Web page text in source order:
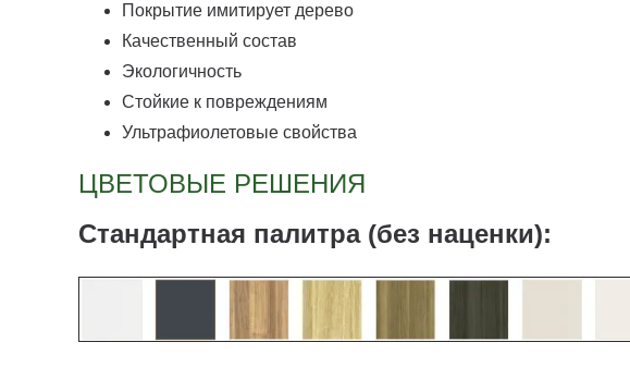
Покрытие имитирует дерево
Качественный состав
Экологичность
Стойкие к повреждениям
Ультрафиолетовые свойства
ЦВЕТОВЫЕ РЕШЕНИЯ
Стандартная палитра (без наценки):